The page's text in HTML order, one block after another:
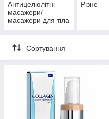
Антицелюлітні
масажери/
масажери для тіла
Різне
Сортування